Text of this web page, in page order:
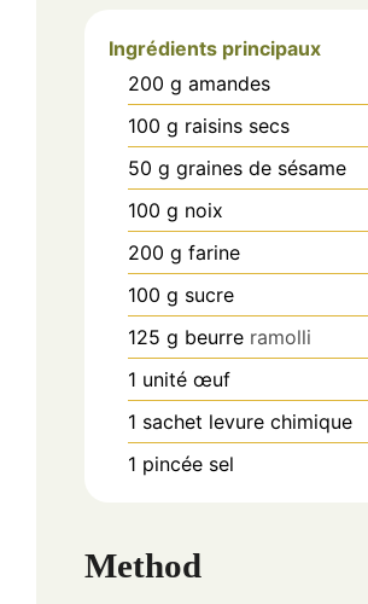
Ingrédients principaux
200 g amandes
100 g raisins secs
50 g graines de sésame
100 g noix
200 g farine
100 g sucre
125 g beurre ramolli
1 unité œuf
1 sachet levure chimique
1 pincée sel
Method